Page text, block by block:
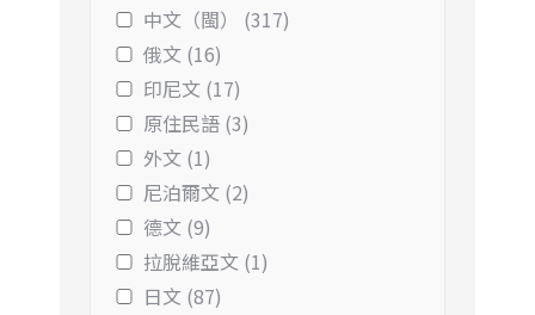
中文（閩） (317)
俄文 (16)
印尼文 (17)
原住民語 (3)
外文 (1)
尼泊爾文 (2)
德文 (9)
拉脫維亞文 (1)
日文 (87)